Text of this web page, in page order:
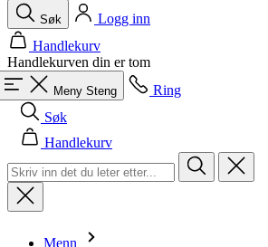
Meny Steng
Søk
Handlekurv
Menn
Alle i kategorien Menn